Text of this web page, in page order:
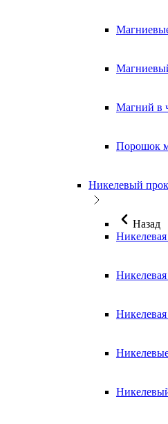
Магний в
Порошок
Никелевый
Назад
Никелевая